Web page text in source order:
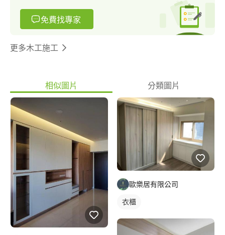
免費找專家
更多木工施工
相似圖片 分類圖片
歐樂居有限公司
衣櫃